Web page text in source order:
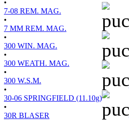
•
7-08 REM. MAG.
•
7 MM REM. MAG.
•
300 WIN. MAG.
•
300 WEATH. MAG.
•
300 W.S.M.
•
30-06 SPRINGFIELD (11.10g)
•
30R BLASER